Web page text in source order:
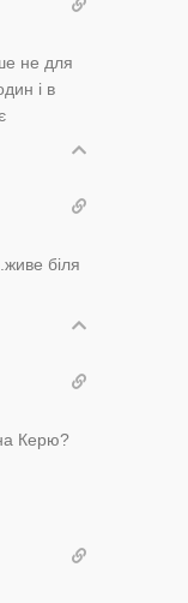
не для
і в
бiля
Керю?